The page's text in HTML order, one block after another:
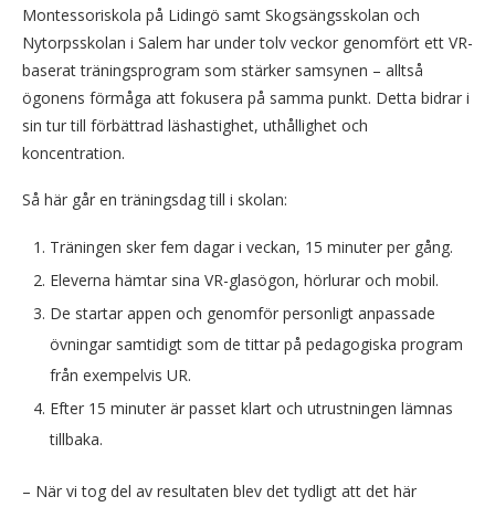
Montessoriskola på Lidingö samt Skogsängsskolan och
Nytorpsskolan i Salem har under tolv veckor genomfört ett VR-
baserat träningsprogram som stärker samsynen – alltså
ögonens förmåga att fokusera på samma punkt. Detta bidrar i
sin tur till förbättrad läshastighet, uthållighet och
koncentration.
Så här går en träningsdag till i skolan:
Träningen sker fem dagar i veckan, 15 minuter per gång.
Eleverna hämtar sina VR-glasögon, hörlurar och mobil.
De startar appen och genomför personligt anpassade
övningar samtidigt som de tittar på pedagogiska program
från exempelvis UR.
Efter 15 minuter är passet klart och utrustningen lämnas
tillbaka.
– När vi tog del av resultaten blev det tydligt att det här